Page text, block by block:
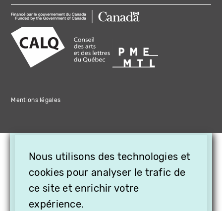
Mentions légales
Nous utilisons des technologies et
cookies pour analyser le trafic de
ce site et enrichir votre
expérience.
OFFREZ LA VIDÉO EN
CADEAU, ABONNEZ VOS
PROCHES À VITHÈQUE !